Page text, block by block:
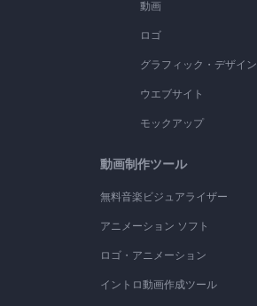
動画
ロゴ
グラフィック・デザイン
ウエブサイト
モックアップ
動画制作ツール
無料音楽ビジュアライザー
アニメーション ソフト
ロゴ・アニメーション
イントロ動画作成ツール